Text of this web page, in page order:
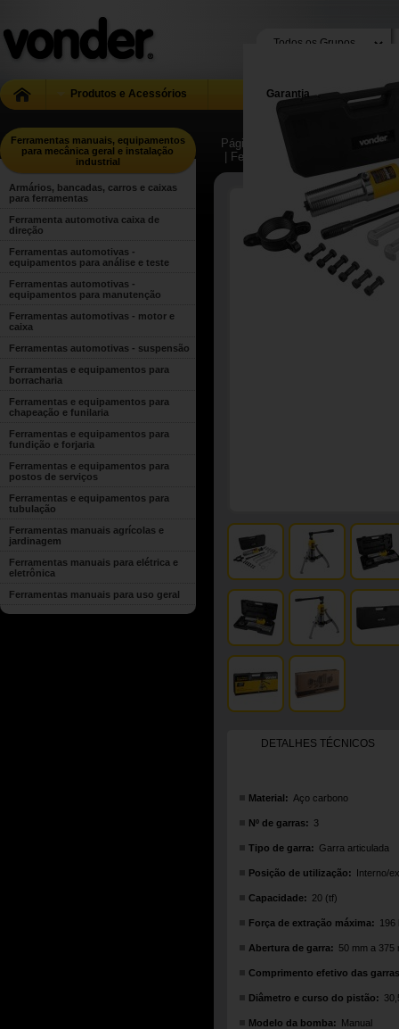
Produtos e Acessórios Garantia
Ferramentas manuais, equipamentos
para mecânica geral e instalação
industrial
Armários, bancadas, carros e caixas
para ferramentas
Ferramenta automotiva caixa de
direção
Ferramentas automotivas -
equipamentos para análise e teste
Ferramentas automotivas -
equipamentos para manutenção
Ferramentas automotivas - motor e
caixa
Ferramentas automotivas - suspensão
Ferramentas e equipamentos para
borracharia
Ferramentas e equipamentos para
chapeação e funilaria
Ferramentas e equipamentos para
fundição e forjaria
Ferramentas e equipamentos para
postos de serviços
Ferramentas e equipamentos para
tubulação
Ferramentas manuais agrícolas e
jardinagem
Ferramentas manuais para elétrica e
eletrônica
Ferramentas manuais para uso geral
Página Inicial
| Ferramentas
| Ferramentas manuais para uso
DETALHES TÉCNICOS
Material: Aço carbono
Nº de garras: 3
Tipo de garra: Garra articulada
Posição de utilização: Interno/
Capacidade: 20 (tf)
Força de extração máxima: 196
Abertura de garra: 50 mm a 375
Comprimento efetivo das
Diâmetro e curso do pistão:
Modelo da bomba: Manual